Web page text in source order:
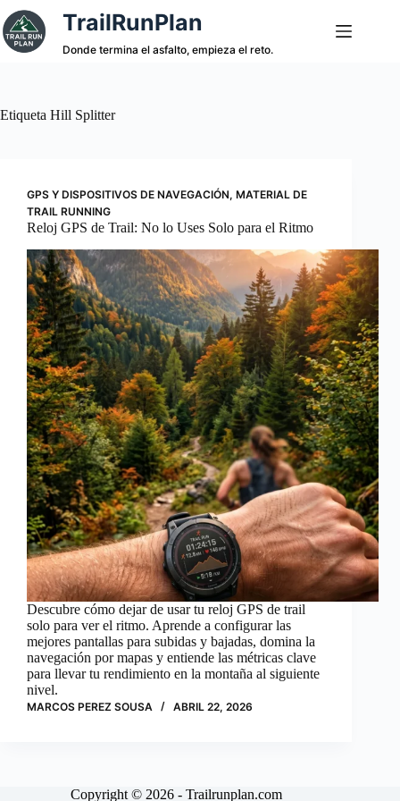
Saltar
al
contenido
TrailRunPlan
Donde termina el asfalto, empieza el reto.
Etiqueta Hill Splitter
GPS Y DISPOSITIVOS DE NAVEGACIÓN, MATERIAL DE
TRAIL RUNNING
Reloj GPS de Trail: No lo Uses Solo para el Ritmo
Descubre cómo dejar de usar tu reloj GPS de trail
solo para ver el ritmo. Aprende a configurar las
mejores pantallas para subidas y bajadas, domina la
navegación por mapas y entiende las métricas clave
para llevar tu rendimiento en la montaña al siguiente
nivel.
MARCOS PEREZ SOUSA ABRIL 22, 2026
Copyright © 2026 - Trailrunplan.com